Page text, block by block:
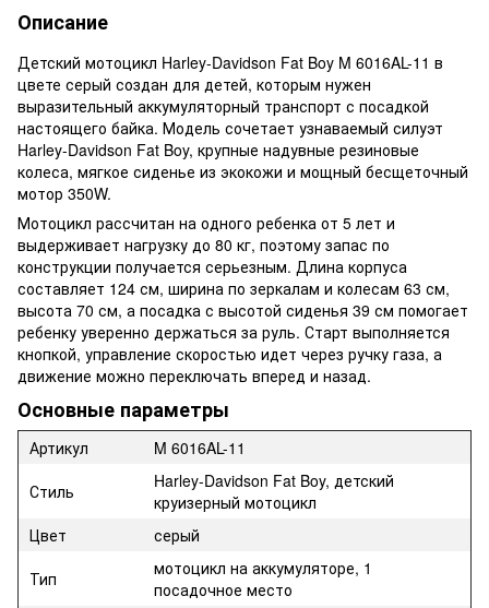
Описание
Детский мотоцикл Harley-Davidson Fat Boy M 6016AL-11 в
цвете серый создан для детей, которым нужен
выразительный аккумуляторный транспорт с посадкой
настоящего байка. Модель сочетает узнаваемый силуэт
Harley-Davidson Fat Boy, крупные надувные резиновые
колеса, мягкое сиденье из экокожи и мощный бесщеточный
мотор 350W.
Мотоцикл рассчитан на одного ребенка от 5 лет и
выдерживает нагрузку до 80 кг, поэтому запас по
конструкции получается серьезным. Длина корпуса
составляет 124 см, ширина по зеркалам и колесам 63 см,
высота 70 см, а посадка с высотой сиденья 39 см помогает
ребенку уверенно держаться за руль. Старт выполняется
кнопкой, управление скоростью идет через ручку газа, а
движение можно переключать вперед и назад.
Основные параметры
Артикул
M 6016AL-11
Стиль
Harley-Davidson Fat Boy, детский
круизерный мотоцикл
Цвет
серый
Тип
мотоцикл на аккумуляторе, 1
посадочное место